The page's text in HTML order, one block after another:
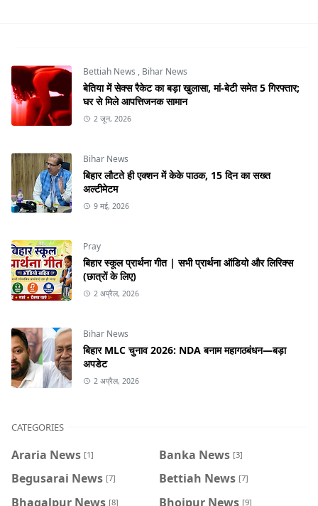
Bettiah News , Bihar News
बेतिया में सेक्स रैकेट का बड़ा खुलासा, मां-बेटी समेत 5 गिरफ्तार;
घर से मिले आपत्तिजनक सामान
2 जून, 2026
Bihar News
बिहार लौटते ही एक्शन में केके पाठक, 15 दिन का सख्त
अल्टीमेटम
9 मई, 2026
Pray
बिहार स्कूल प्रार्थना गीत | सभी प्रार्थना ऑडियो और लिरिक्स
(छात्रों के लिए)
2 अप्रैल, 2026
Bihar News
बिहार MLC चुनाव 2026: NDA बनाम महागठबंधन—बड़ा
अपडेट
2 अप्रैल, 2026
CATEGORIES
Araria News [1] Banka News [3]
Begusarai News [7] Bettiah News [7]
Bhagalpur News [8] Bhojpur News [9]